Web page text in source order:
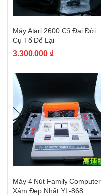
Máy Atari 2600 Cổ Đại Đời
Cụ Tổ Để Lại
3.300.000 ₫
Máy 4 Nút Family Computer
Xám Đẹp Nhất YL-868